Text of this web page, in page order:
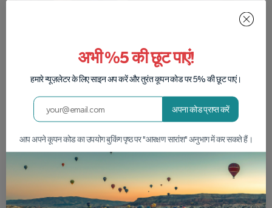
अभी %5 की छूट पाएं!
हमारे न्यूज़लेटर के लिए साइन अप करें और तुरंत कूपन कोड पर 5% की छूट पाएं।
अपना कोड प्राप्त करें
आप अपने कूपन कोड का उपयोग बुकिंग पृष्ठ पर "आरक्षण सारांश" अनुभाग में कर सकते हैं।